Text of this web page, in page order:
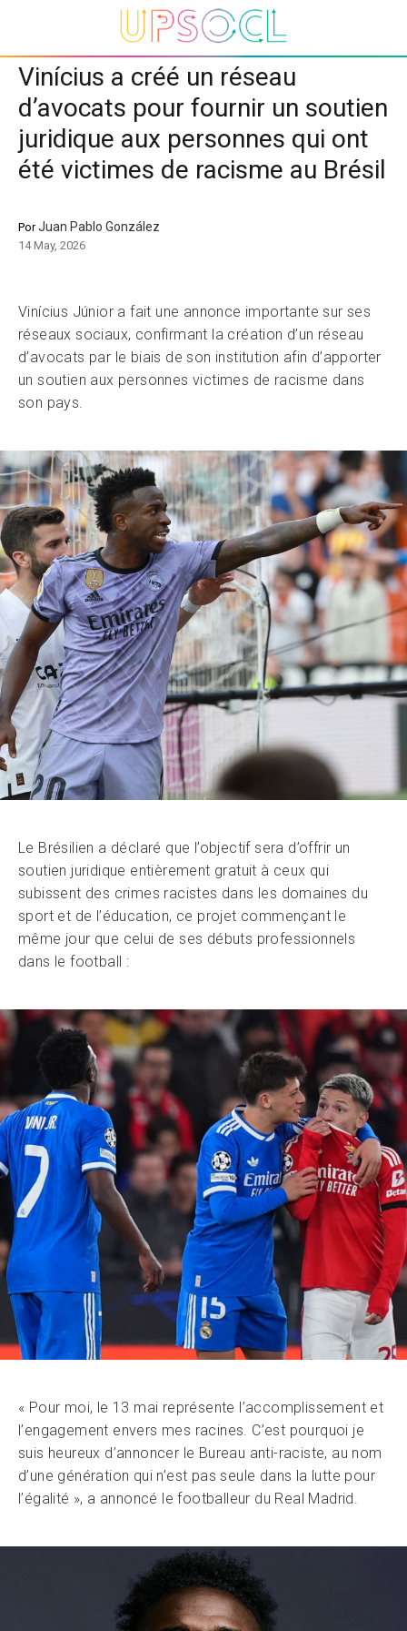
Vinícius a créé un réseau
d’avocats pour fournir un soutien
juridique aux personnes qui ont
été victimes de racisme au Brésil
PorJuan Pablo González
14 May, 2026
Vinícius Júnior a fait une annonce importante sur ses
réseaux sociaux, confirmant la création d’un réseau
d’avocats par le biais de son institution afin d’apporter
un soutien aux personnes victimes de racisme dans
son pays.
Le Brésilien a déclaré que l’objectif sera d’offrir un
soutien juridique entièrement gratuit à ceux qui
subissent des crimes racistes dans les domaines du
sport et de l’éducation, ce projet commençant le
même jour que celui de ses débuts professionnels
dans le football :
« Pour moi, le 13 mai représente l’accomplissement et
l’engagement envers mes racines. C’est pourquoi je
suis heureux d’annoncer le Bureau anti-raciste, au nom
d’une génération qui n’est pas seule dans la lutte pour
l’égalité », a annoncé le footballeur du Real Madrid.